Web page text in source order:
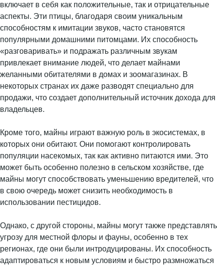
включает в себя как положительные, так и отрицательные
аспекты. Эти птицы, благодаря своим уникальным
способностям к имитации звуков, часто становятся
популярными домашними питомцами. Их способность
«разговаривать» и подражать различным звукам
привлекает внимание людей, что делает майнами
желанными обитателями в домах и зоомагазинах. В
некоторых странах их даже разводят специально для
продажи, что создает дополнительный источник дохода для
владельцев.
Кроме того, майны играют важную роль в экосистемах, в
которых они обитают. Они помогают контролировать
популяции насекомых, так как активно питаются ими. Это
может быть особенно полезно в сельском хозяйстве, где
майны могут способствовать уменьшению вредителей, что
в свою очередь может снизить необходимость в
использовании пестицидов.
Однако, с другой стороны, майны могут также представлять
угрозу для местной флоры и фауны, особенно в тех
регионах, где они были интродуцированы. Их способность
адаптироваться к новым условиям и быстро размножаться